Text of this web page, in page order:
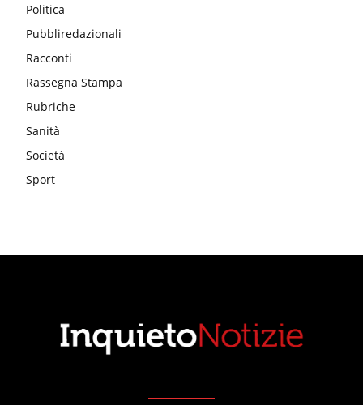
Politica
Pubbliredazionali
Racconti
Rassegna Stampa
Rubriche
Sanità
Società
Sport